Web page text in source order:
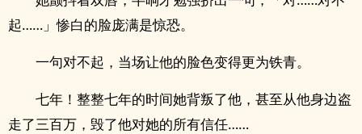
起……」惨白的脸庞满是惊恐。
一句对不起，当场让他的脸色变得更为铁青。
七年！整整七年的时间她背叛了他，甚至从他身边盗
走了三百万，毁了他对她的所有信任……